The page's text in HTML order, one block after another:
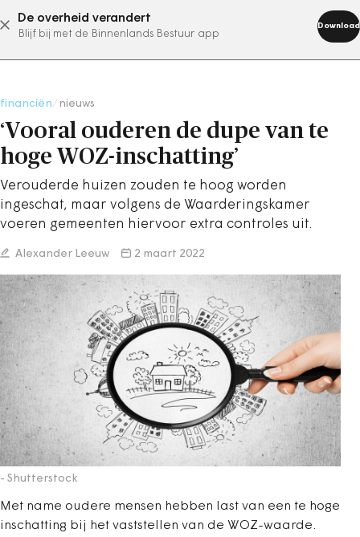
De overheid verandert
Blijf bij met de Binnenlands Bestuur app
Download
abonneer nu
financiën nieuws
‘Vooral ouderen de dupe van te
hoge WOZ-inschatting’
Verouderde huizen zouden te hoog worden
ingeschat, maar volgens de Waarderingskamer
voeren gemeenten hiervoor extra controles uit.
Alexander Leeuw 2 maart 2022
- Shutterstock
Met name oudere mensen hebben last van een te hoge
inschatting bij het vaststellen van de WOZ-waarde.